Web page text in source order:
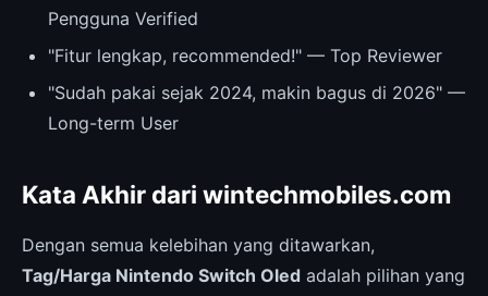
Pengguna Verified
"Fitur lengkap, recommended!" — Top Reviewer
"Sudah pakai sejak 2024, makin bagus di 2026" —
Long-term User
Kata Akhir dari wintechmobiles.com
Dengan semua kelebihan yang ditawarkan,
Tag/Harga Nintendo Switch Oled adalah pilihan yang